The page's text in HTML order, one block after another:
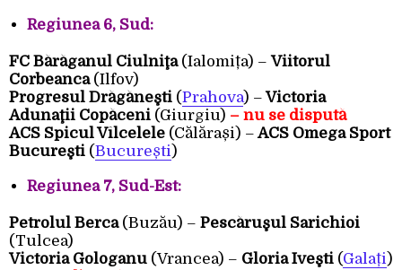
Regiunea 6, Sud:
FC Bărăganul Ciulniţa(Ialomița) –Viitorul
Corbeanca(Ilfov)
Progresul Drăgăneşti (Prahova) –Victoria
Adunaţii Copăceni (Giurgiu) – nu se dispută
ACS Spicul Vîlcelele (Călărași) –ACS Omega Sport
Bucureşti (București)
Regiunea 7, Sud-Est:
Petrolul Berca (Buzău) – Pescăruşul Sarichioi
(Tulcea)
Victoria Gologanu (Vrancea) – Gloria Iveşti (Galați)